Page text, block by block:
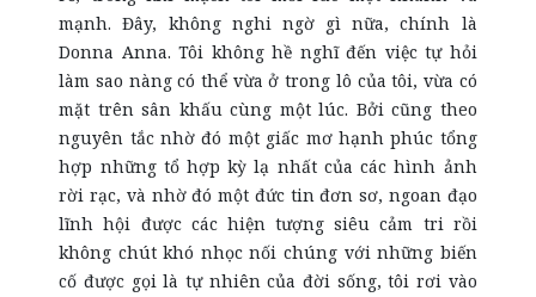
mạnh. Đây, không nghi ngờ gì nữa, chính là
Donna Anna. Tôi không hề nghĩ đến việc tự hỏi
làm sao nàng có thể vừa ở trong lô của tôi, vừa có
mặt trên sân khấu cùng một lúc. Bởi cũng theo
nguyên tắc nhờ đó một giấc mơ hạnh phúc tổng
hợp những tổ hợp kỳ lạ nhất của các hình ảnh
rời rạc, và nhờ đó một đức tin đơn sơ, ngoan đạo
lĩnh hội được các hiện tượng siêu cảm tri rồi
không chút khó nhọc nối chúng với những biến
cố được gọi là tự nhiên của đời sống, tôi rơi vào